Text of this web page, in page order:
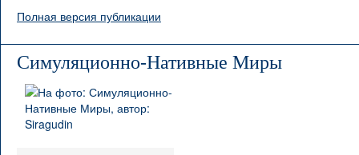
Полная версия публикации
Симуляционно-Нативные Миры